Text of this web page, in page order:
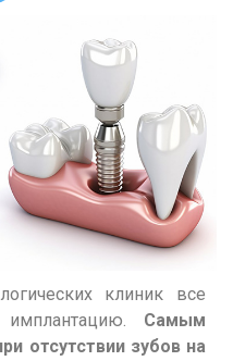
клиник все
Самым
отсутствии зубов на